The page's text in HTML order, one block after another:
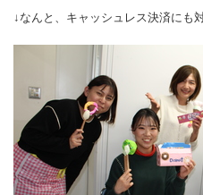
↓なんと、キャッシュレス決済にも